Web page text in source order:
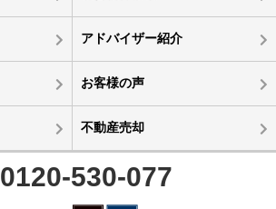
アドバイザー紹介
お客様の声
不動産売却
0120-530-077